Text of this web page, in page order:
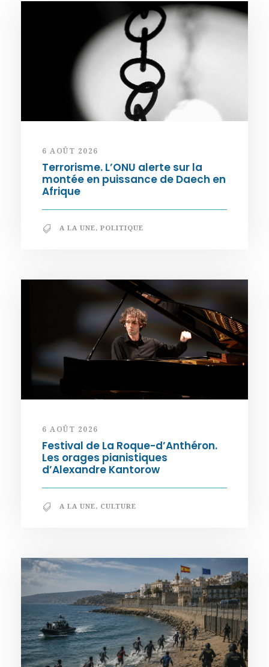
6 AOÛT 2026
Terrorisme. L’ONU alerte sur la
montée en puissance de Daech en
Afrique
A LA UNE, POLITIQUE
6 AOÛT 2026
Festival de La Roque-d’Anthéron.
Les orages pianistiques
d’Alexandre Kantorow
A LA UNE, CULTURE